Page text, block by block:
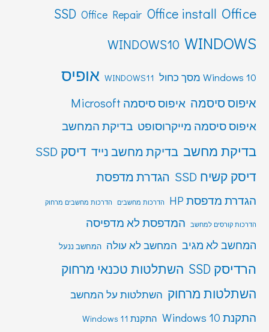
Office
Office install
Office Repair
SSD
WINDOWS
WINDOWS10
Windows 10 מסך כחול WINDOWS11 אופיס
איפוס סיסמה איפוס סיסמה Microsoft
איפוס סיסמה מייקרוסופט בדיקת המחשב
בדיקת מחשב בדיקת מחשב נייד דיסק SSD
דיסק קשיח SSD
הגדרת מדפסת
הגדרת מדפסת HP הדרכות מחשבים הדרכות מחשבים מרחוק
הדרכות קורסים למחשב המדפסת לא מדפיסה
המחשב לא מגיב המחשב לא עולה המחשב ננעל
הרדיסק SSD
השתלטות טכנאי מרחוק
השתלטות מרחוק השתלטות על המחשב
התקנת Windows 10 התקנת Windows 11